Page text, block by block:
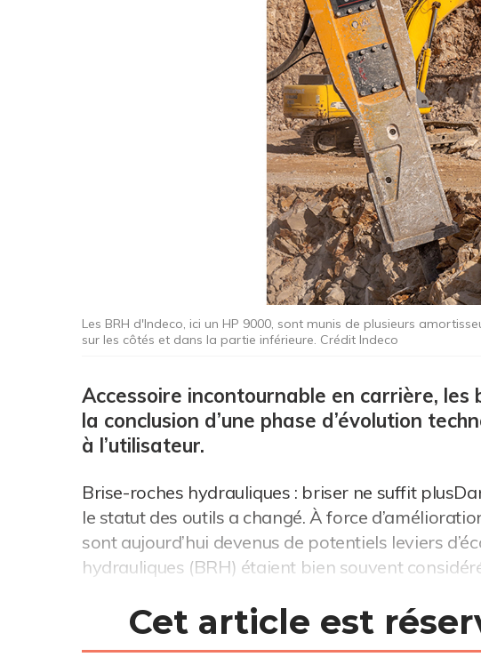
Les BRH d'Indeco, ici un HP 9000, sont munis de plusieurs
sur les côtés et dans la partie inférieure. Crédit Indeco
Accessoire incontournable en carrière, les
la conclusion d’une phase d’évolution
à l’utilisateur.
Brise-roches hydrauliques : briser ne suffit
le statut des outils a changé. À force
sont aujourd’hui devenus de potentiels leviers
hydrauliques (BRH) étaient bien souvent
Cet article est